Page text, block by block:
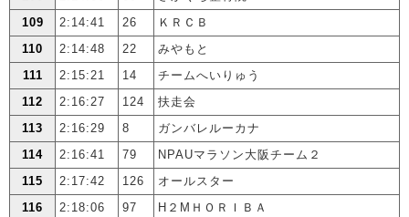
109
2:14:41 26
ＫＲＣＢ
110
2:14:48 22
みやもと
111
2:15:21 14
チームへいりゅう
112
2:16:27 124
扶走会
113
2:16:29 8
ガンバレルーカナ
114
2:16:41 79
NPAUマラソン大阪チーム２
115
2:17:42 126
オールスター
116
2:18:06 97
H２MＨＯＲＩＢＡ